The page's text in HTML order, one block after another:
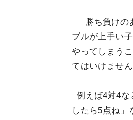
「勝ち負け
ブルが上手い
やってしまう
てはいけません
例えば4対4な
したら5点ね」